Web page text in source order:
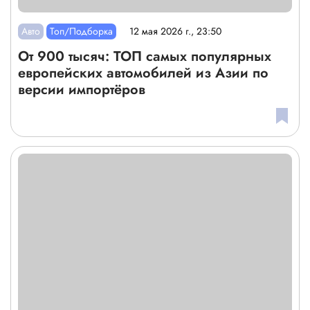
Авто Топ/Подборка 12 мая 2026 г., 23:50
От 900 тысяч: ТОП самых популярных
европейских автомобилей из Азии по
версии импортёров